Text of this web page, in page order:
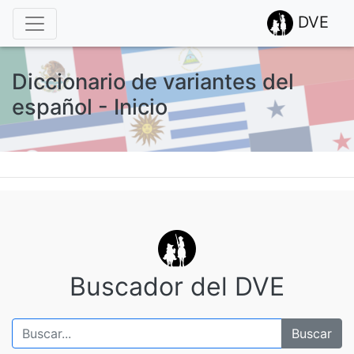
DVE
Diccionario de variantes del
español - Inicio
Buscador del DVE
Buscar